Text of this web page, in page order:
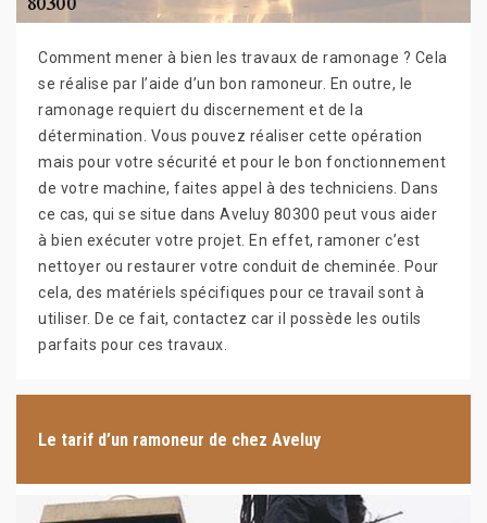
Comment mener à bien les travaux de ramonage ? Cela
se réalise par l’aide d’un bon ramoneur. En outre, le
ramonage requiert du discernement et de la
détermination. Vous pouvez réaliser cette opération
mais pour votre sécurité et pour le bon fonctionnement
de votre machine, faites appel à des techniciens. Dans
ce cas, qui se situe dans Aveluy 80300 peut vous aider
à bien exécuter votre projet. En effet, ramoner c’est
nettoyer ou restaurer votre conduit de cheminée. Pour
cela, des matériels spécifiques pour ce travail sont à
utiliser. De ce fait, contactez car il possède les outils
parfaits pour ces travaux.
Le tarif d’un ramoneur de chez Aveluy